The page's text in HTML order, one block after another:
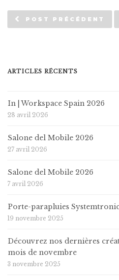
POST PRÉCÉDENT
ARTICLES RÉCENTS
In | Workspace Spain 2026
28 avril 2026
Salone del Mobile 2026
27 avril 2026
Salone del Mobile 2026
7 avril 2026
Porte-parapluies
19 novembre 2025
Découvrez nos dernières
mois de novembre
3 novembre 2025